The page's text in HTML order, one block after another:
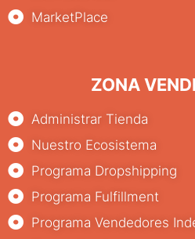
MarketPlace
ZONA
Administrar Tienda
Nuestro Ecosistema
Programa Dropshipping
Programa Fulfillment
Programa Vendedores